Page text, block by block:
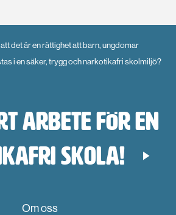
det är en rättighet att barn, ungdomar
i en säker, trygg och narkotikafri skolmiljö?
arbete för en
skola!
Om oss